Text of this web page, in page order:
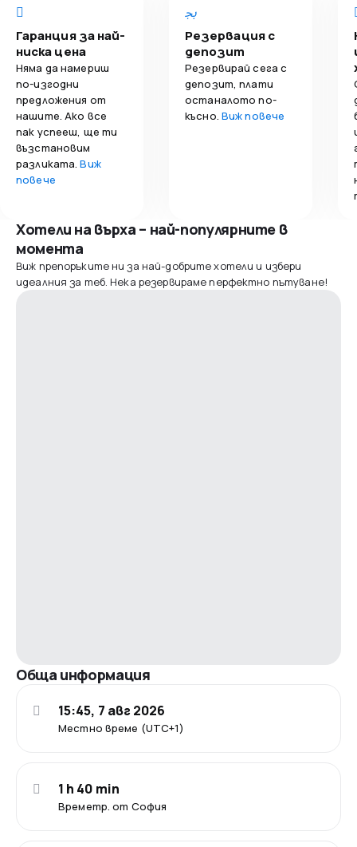
Гаранция за най-
ниска цена
Няма да намериш
по-изгодни
предложения от
нашите. Ако все
пак успееш, ще ти
възстановим
разликата.Виж
повече
Резервация с
депозит
Резервирай сега с
депозит, плати
останалото по-
късно. Виж повече
Хотели на върха – най-популярните в
момента
Виж препоръките ни за най-добрите хотели и избери
идеалния за теб. Нека резервираме перфектно пътуване!
Обща информация
Местно време (UTC+1)
15:45, 7 авг 2026
Времетр. от София
1 h 40 min